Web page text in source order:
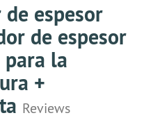
espesor
de espesor
la
+
Reviews